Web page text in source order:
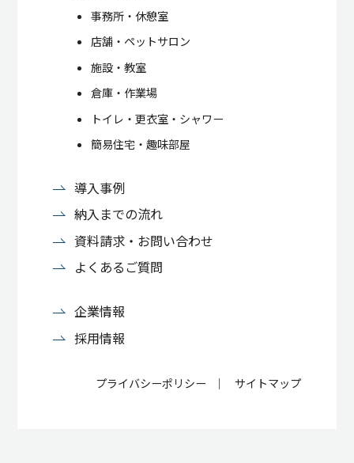
事務所・休憩室
店舗・ペットサロン
施設・教室
倉庫・作業場
トイレ・更衣室・シャワー
簡易住宅・趣味部屋
導入事例
納入までの流れ
資料請求・お問い合わせ
よくあるご質問
企業情報
採用情報
プライバシーポリシー サイトマップ